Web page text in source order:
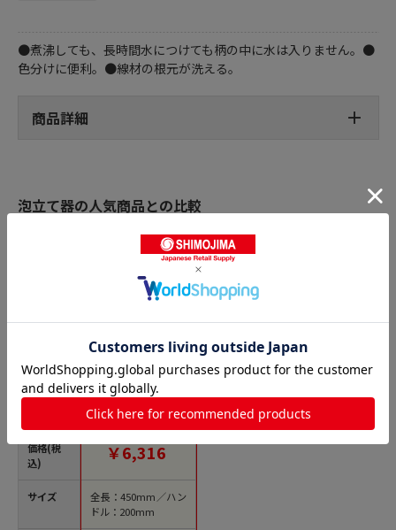
●煮沸しても、長時間水につけても柄の中に水は入りません。●
色分けに便利。●線材の根元が洗える。
商品詳細
泡立て器の人気商品との比較
商品名
価格(税
込)
サイズ
抗菌泡立て 2ライン
（7本太線）AG-45-7
450mm イエロー 1
個（ご注文単位1個）
【直送品】
￥6,316
全長：450mm／ハン
ドル：200mm